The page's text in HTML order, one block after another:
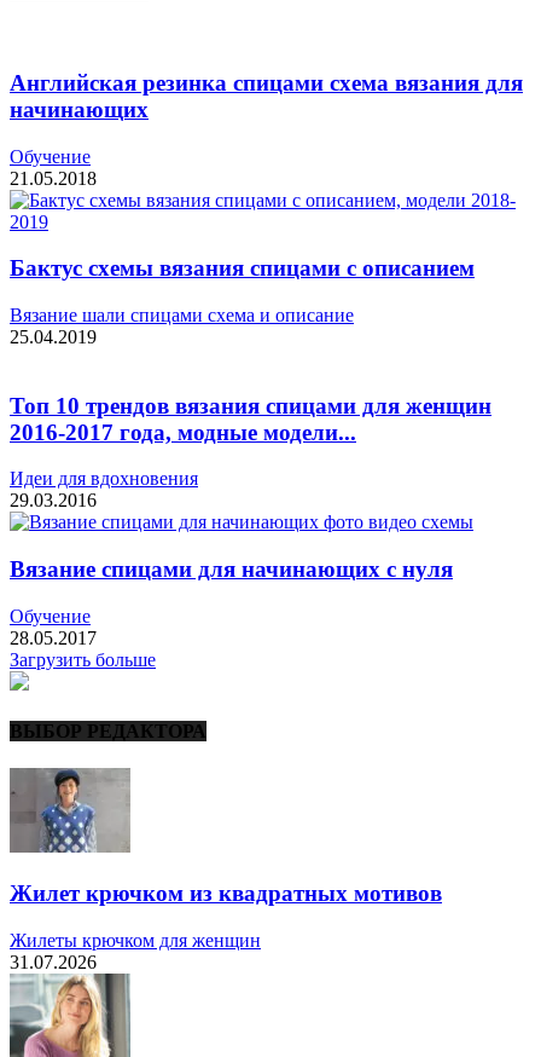
Английская резинка спицами схема вязания для
начинающих
Обучение
21.05.2018
Бактус схемы вязания спицами с описанием
Вязание шали спицами схема и описание
25.04.2019
Топ 10 трендов вязания спицами для женщин
2016-2017 года, модные модели...
Идеи для вдохновения
29.03.2016
Вязание спицами для начинающих с нуля
Обучение
28.05.2017
Загрузить больше
ВЫБОР РЕДАКТОРА
Жилет крючком из квадратных мотивов
Жилеты крючком для женщин
31.07.2026